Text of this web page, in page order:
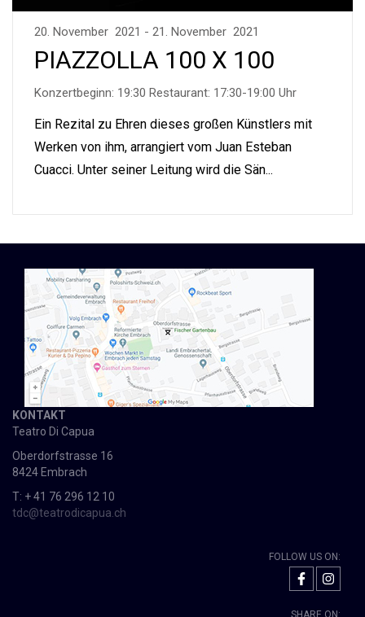
20. November 2021 - 21. November 2021
PIAZZOLLA 100 X 100
Konzertbeginn: 19:30 Restaurant: 17:30-19:00 Uhr
Ein Rezital zu Ehren dieses großen Künstlers mit
Werken von ihm, arrangiert vom Juan Esteban
Cuacci. Unter seiner Leitung wird die Sän...
KONTAKT
Teatro Di Capua
Oberdorfstrasse 16
8424 Embrach
T: + 41 76 296 12 10
tdc@teatrodicapua.ch
FOLLOW US ON:
SHARE ON: